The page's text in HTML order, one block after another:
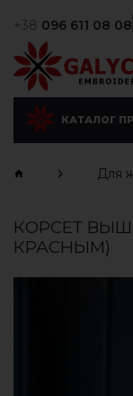
+38 096 611 08 08
КАТАЛОГ
Для
КОРСЕТ
КРАСНЫМ)